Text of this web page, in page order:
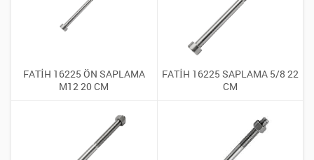
FATİH 16225 ÖN SAPLAMA
M12 20 CM
FATİH 16225 SAPLAMA 5/8 22
CM